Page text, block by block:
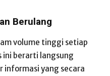
Berulang
volume tinggi setiap
ini berarti langsung
informasi yang secara